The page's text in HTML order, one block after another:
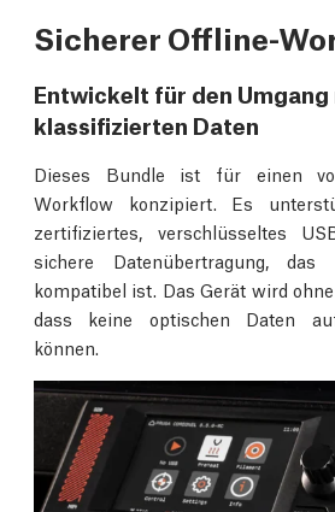
Sicherer Offline-
Entwickelt für den
klassifizierten Daten
Dieses Bundle ist für einen
Workflow konzipiert. Es
zertifiziertes, verschlüsseltes
sichere Datenübertragung,
kompatibel ist. Das Gerät wird
dass keine optischen Daten
können.